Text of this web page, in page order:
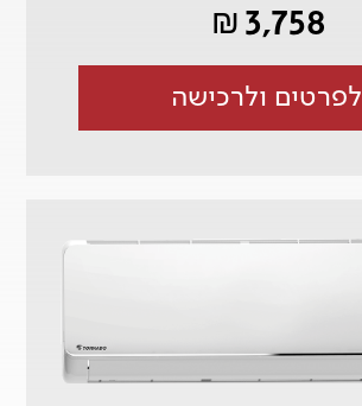
3,758
₪
לפרטים ולרכישה